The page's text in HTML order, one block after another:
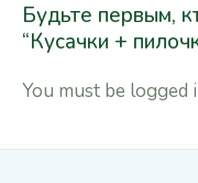
Будьте первым,
“Кусачки +
You must be logged